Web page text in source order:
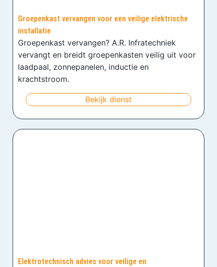
Groepenkast vervangen voor een veilige elektrische
installatie
Groepenkast vervangen? A.R. Infratechniek
vervangt en breidt groepenkasten veilig uit voor
laadpaal, zonnepanelen, inductie en
krachtstroom.
Bekijk dienst
Elektrotechnisch advies voor veilige en